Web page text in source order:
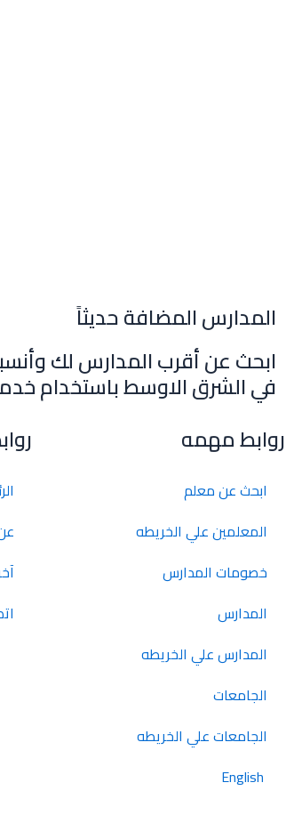
المدارس المضافة حديثاً
ابحث عن أقرب المدارس لك
في الشرق الاوسط باستخدام
روابط مهمه
ابحث عن معلم
المعلمين علي الخريطه
خصومات المدارس
المدارس
المدارس علي الخريطه
الجامعات
الجامعات علي الخريطه
English